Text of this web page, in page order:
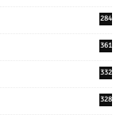
284
361
332
328